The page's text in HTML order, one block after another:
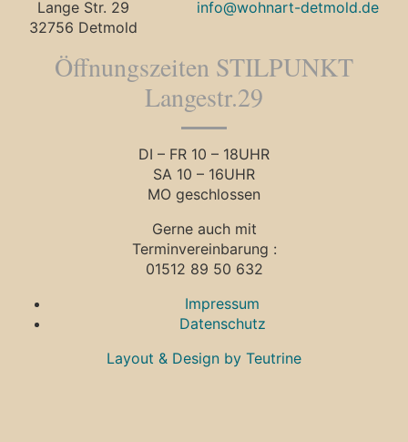
Lange Str. 29
32756 Detmold
info@wohnart-detmold.de
Öffnungszeiten STILPUNKT
Langestr.29
DI – FR 10 – 18UHR
SA 10 – 16UHR
MO geschlossen
Gerne auch mit
Terminvereinbarung :
01512 89 50 632
Impressum
Datenschutz
Layout & Design by Teutrine